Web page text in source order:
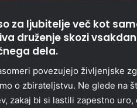
za ljubitelje več kot
druženje skozi
dela.
povezujejo življenjske
o zbirateljstvu. Ne glede na
zakaj bi si lastili zapestno